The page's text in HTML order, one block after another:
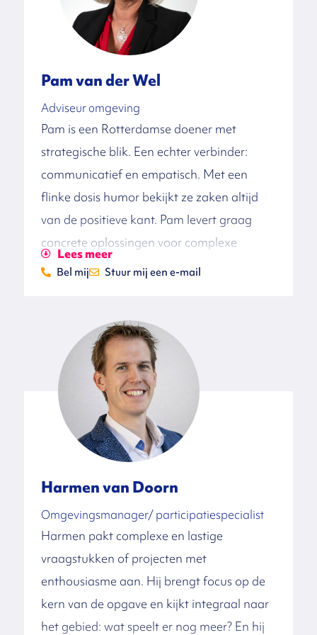
participatie met de omgeving worden
ontwikkeld. Daarnaast heeft hij voor
-leidraden en organisatie-
ontwikkeltrajecten begeleid. Joël wordt
vooral gedreven door het verbinden van
‘binnen- en buitenwereld’ rondom
belangrijke maatschappelijke opgaven. Hij
streeft er in elke opdracht naar dat zijn
werk in de praktijk écht werkt voor
inwoners en ondernemers en medewerkers
in de uitvoering.
Pam van der Wel
Adviseur omgeving
Pam is een Rotterdamse doener met
strategische blik. Een echter verbinder:
communicatief en empatisch. Met een
flinke dosis humor bekijkt ze zaken altijd
van de positieve kant. Pam levert graag
concrete oplossingen voor complexe
problemen en werkt het liefst aan
Pam heeft vanuit haar achtergrond ruime
ervaring met omgevingscommunicatie en
participatie. Het afstemmen van projecten
met ‘de omgeving’ gaat haar gemakkelijk
af. Pam was kwartiermaker
omgevingscommunicatie bij het project
WarmtelinQ van Gasunie. Ze weet ook
Bij gemeente Zoetermeer was ze
verantwoordelijk voor de
gebiedscommunicatie van het Programma
Binnenstad. Hiervoor onderhield ze het
contact met stakeholders en uitvoerders.
Lees meer
Bel mij Stuur mij een e-mail
Harmen van Doorn
Omgevingsmanager/ participatiespecialist
Harmen pakt complexe en lastige
vraagstukken of projecten met
enthousiasme aan. Hij brengt focus op de
kern van de opgave en kijkt integraal naar
het gebied: wat speelt er nog meer? En hij